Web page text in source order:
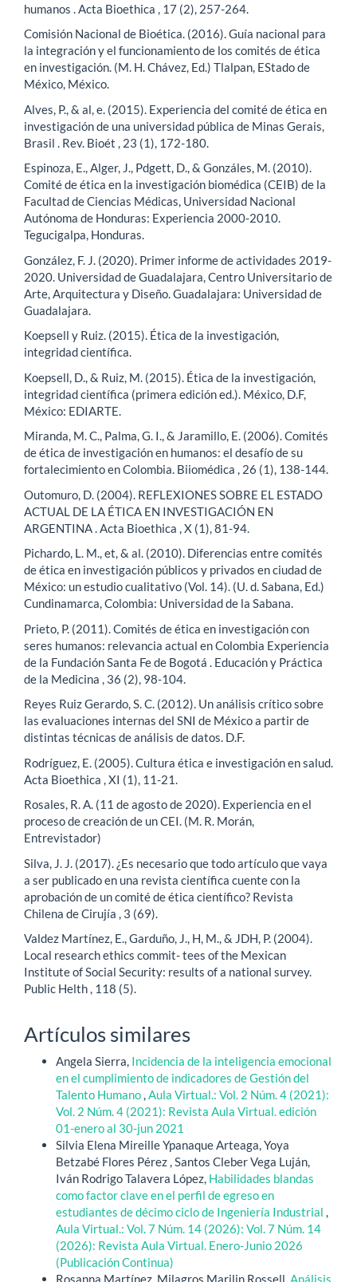
humanos . Acta Bioethica , 17 (2), 257-264.
Comisión Nacional de Bioética. (2016). Guía nacional para
la integración y el funcionamiento de los comités de ética
en investigación. (M. H. Chávez, Ed.) Tlalpan, EStado de
México, México.
Alves, P., & al, e. (2015). Experiencia del comité de ética en
investigación de una universidad pública de Minas Gerais,
Brasil . Rev. Bioét , 23 (1), 172-180.
Espinoza, E., Alger, J., Pdgett, D., & Gonzáles, M. (2010).
Comité de ética en la investigación biomédica (CEIB) de la
Facultad de Ciencias Médicas, Universidad Nacional
Autónoma de Honduras: Experiencia 2000-2010.
Tegucigalpa, Honduras.
González, F. J. (2020). Primer informe de actividades 2019-
2020. Universidad de Guadalajara, Centro Universitario de
Arte, Arquitectura y Diseño. Guadalajara: Universidad de
Guadalajara.
Koepsell y Ruiz. (2015). Ética de la investigación,
integridad científica.
Koepsell, D., & Ruiz, M. (2015). Ética de la investigación,
integridad científica (primera edición ed.). México, D.F,
México: EDIARTE.
Miranda, M. C., Palma, G. I., & Jaramillo, E. (2006). Comités
de ética de investigación en humanos: el desafío de su
fortalecimiento en Colombia. Biiomédica , 26 (1), 138-144.
Outomuro, D. (2004). REFLEXIONES SOBRE EL ESTADO
ACTUAL DE LA ÉTICA EN INVESTIGACIÓN EN
ARGENTINA . Acta Bioethica , X (1), 81-94.
Pichardo, L. M., et, & al. (2010). Diferencias entre comités
de ética en investigación públicos y privados en ciudad de
México: un estudio cualitativo (Vol. 14). (U. d. Sabana, Ed.)
Cundinamarca, Colombia: Universidad de la Sabana.
Prieto, P. (2011). Comités de ética en investigación con
seres humanos: relevancia actual en Colombia Experiencia
de la Fundación Santa Fe de Bogotá . Educación y Práctica
de la Medicina , 36 (2), 98-104.
Reyes Ruiz Gerardo, S. C. (2012). Un análisis crítico sobre
las evaluaciones internas del SNI de México a partir de
distintas técnicas de análisis de datos. D.F.
Rodríguez, E. (2005). Cultura ética e investigación en salud.
Acta Bioethica , XI (1), 11-21.
Rosales, R. A. (11 de agosto de 2020). Experiencia en el
proceso de creación de un CEI. (M. R. Morán,
Entrevistador)
Silva, J. J. (2017). ¿Es necesario que todo artículo que vaya
a ser publicado en una revista científica cuente con la
aprobación de un comité de ética científico? Revista
Chilena de Cirujía , 3 (69).
Valdez Martínez, E., Garduño, J., H, M., & JDH, P. (2004).
Local research ethics commit- tees of the Mexican
Institute of Social Security: results of a national survey.
Public Helth , 118 (5).
Artículos similares
Angela Sierra, Incidencia de la inteligencia emocional
en el cumplimiento de indicadores de Gestión del
Talento Humano,Aula Virtual.: Vol. 2 Núm. 4 (2021):
Vol. 2 Núm. 4 (2021): Revista Aula Virtual. edición
01-enero al 30-jun 2021
Silvia Elena Mireille Ypanaque Arteaga, Yoya
Betzabé Flores Pérez , Santos Cleber Vega Luján,
Iván Rodrigo Talavera López, Habilidades blandas
como factor clave en el perfil de egreso en
estudiantes de décimo ciclo de Ingeniería Industrial ,
Aula Virtual.: Vol. 7 Núm. 14 (2026): Vol. 7 Núm. 14
(2026): Revista Aula Virtual. Enero-Junio 2026
(Publicación Continua)
Rosanna Martínez, Milagros Marilin Rossell, Análisis